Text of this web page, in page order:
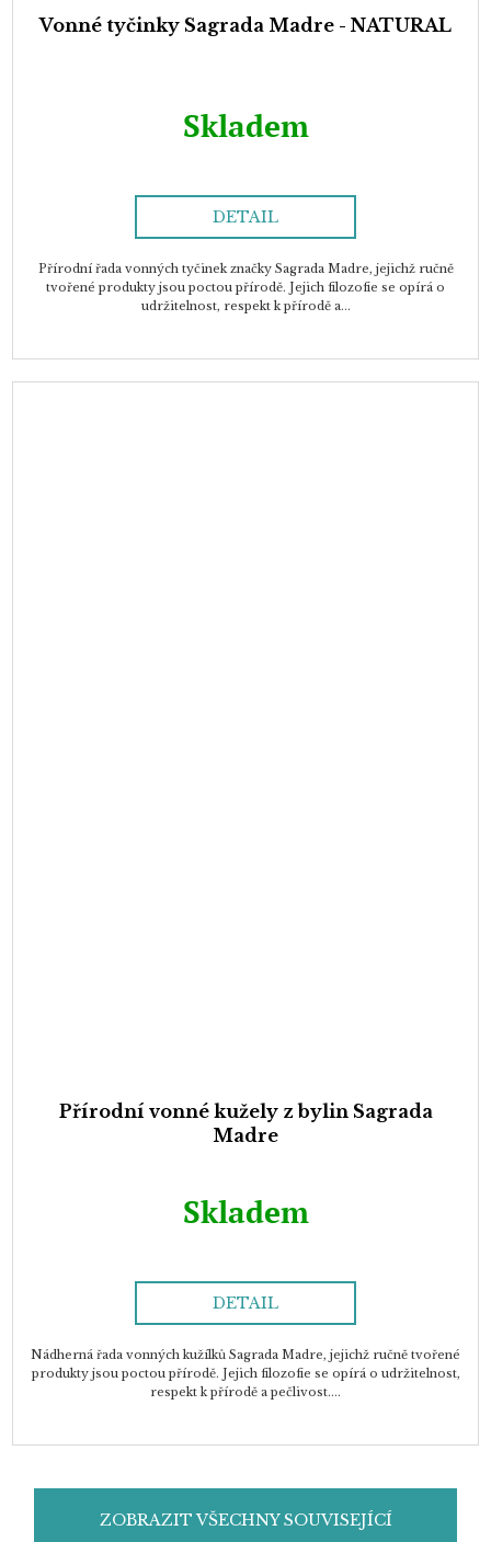
Vonné tyčinky Sagrada Madre - NATURAL
Skladem
DETAIL
Přírodní řada vonných tyčinek značky Sagrada Madre, jejichž ručně
tvořené produkty jsou poctou přírodě. Jejich filozofie se opírá o
udržitelnost, respekt k přírodě a...
Přírodní vonné kužely z bylin Sagrada
Madre
Skladem
DETAIL
Nádherná řada vonných kužílků Sagrada Madre, jejichž ručně tvořené
produkty jsou poctou přírodě. Jejich filozofie se opírá o udržitelnost,
respekt k přírodě a pečlivost....
ZOBRAZIT VŠECHNY SOUVISEJÍCÍ